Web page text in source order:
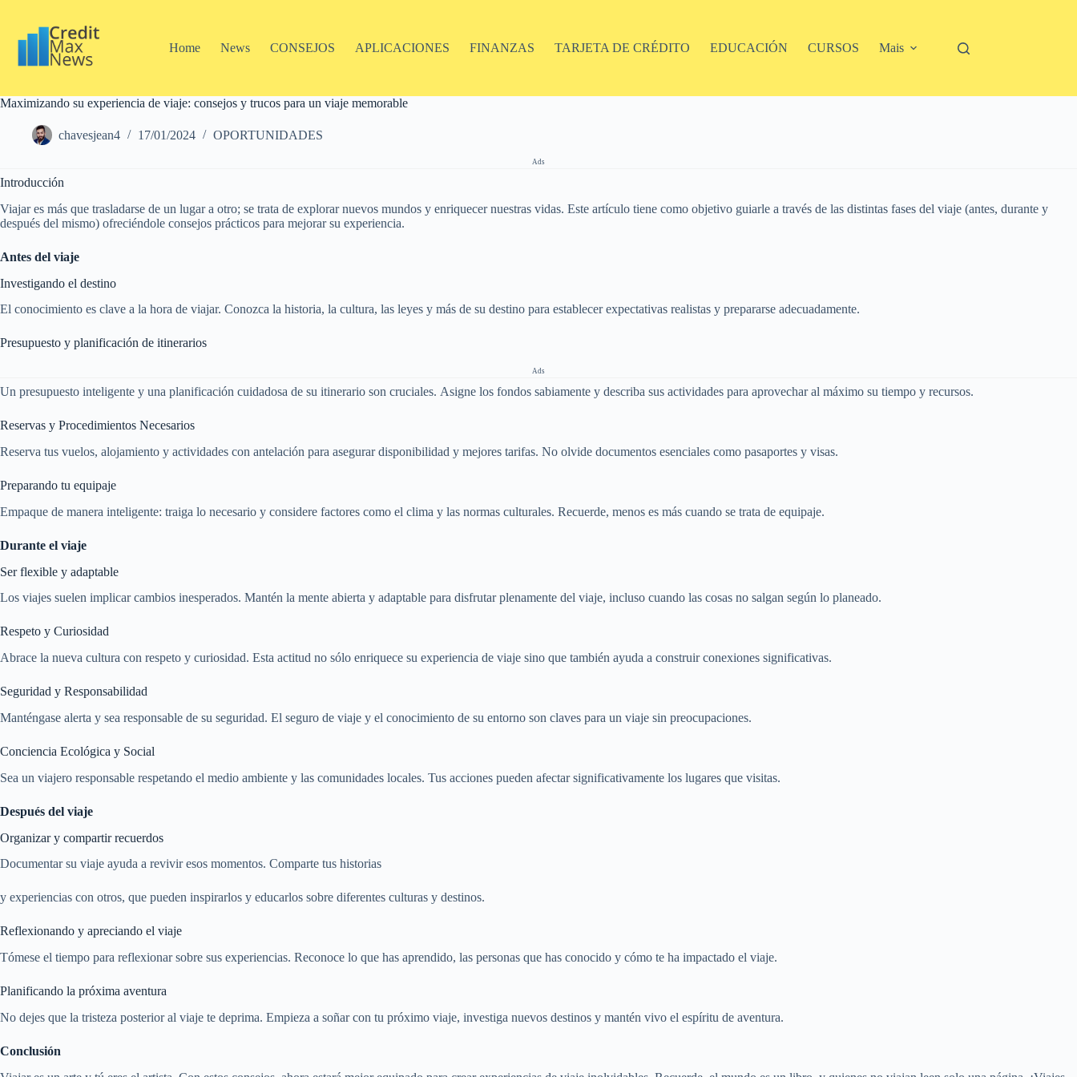
Home News CONSEJOS APLICACIONES FINANZAS TARJETA DE CRÉDITO EDUCACIÓN CURSOS Mais
Maximizando su experiencia de viaje: consejos y trucos para un viaje memorable
chavesjean4 17/01/2024 OPORTUNIDADES
Ads
Introducción
Viajar es más que trasladarse de un lugar a otro; se trata de explorar nuevos mundos y enriquecer nuestras vidas. Este artículo tiene como objetivo guiarle a través de las distintas fases del viaje (antes, durante y
después del mismo) ofreciéndole consejos prácticos para mejorar su experiencia.
Antes del viaje
Investigando el destino
El conocimiento es clave a la hora de viajar. Conozca la historia, la cultura, las leyes y más de su destino para establecer expectativas realistas y prepararse adecuadamente.
Presupuesto y planificación de itinerarios
Ads
Un presupuesto inteligente y una planificación cuidadosa de su itinerario son cruciales. Asigne los fondos sabiamente y describa sus actividades para aprovechar al máximo su tiempo y recursos.
Reservas y Procedimientos Necesarios
Reserva tus vuelos, alojamiento y actividades con antelación para asegurar disponibilidad y mejores tarifas. No olvide documentos esenciales como pasaportes y visas.
Preparando tu equipaje
Empaque de manera inteligente: traiga lo necesario y considere factores como el clima y las normas culturales. Recuerde, menos es más cuando se trata de equipaje.
Durante el viaje
Ser flexible y adaptable
Los viajes suelen implicar cambios inesperados. Mantén la mente abierta y adaptable para disfrutar plenamente del viaje, incluso cuando las cosas no salgan según lo planeado.
Respeto y Curiosidad
Abrace la nueva cultura con respeto y curiosidad. Esta actitud no sólo enriquece su experiencia de viaje sino que también ayuda a construir conexiones significativas.
Seguridad y Responsabilidad
Manténgase alerta y sea responsable de su seguridad. El seguro de viaje y el conocimiento de su entorno son claves para un viaje sin preocupaciones.
Conciencia Ecológica y Social
Sea un viajero responsable respetando el medio ambiente y las comunidades locales. Tus acciones pueden afectar significativamente los lugares que visitas.
Después del viaje
Organizar y compartir recuerdos
Documentar su viaje ayuda a revivir esos momentos. Comparte tus historias
y experiencias con otros, que pueden inspirarlos y educarlos sobre diferentes culturas y destinos.
Reflexionando y apreciando el viaje
Tómese el tiempo para reflexionar sobre sus experiencias. Reconoce lo que has aprendido, las personas que has conocido y cómo te ha impactado el viaje.
Planificando la próxima aventura
No dejes que la tristeza posterior al viaje te deprima. Empieza a soñar con tu próximo viaje, investiga nuevos destinos y mantén vivo el espíritu de aventura.
Conclusión